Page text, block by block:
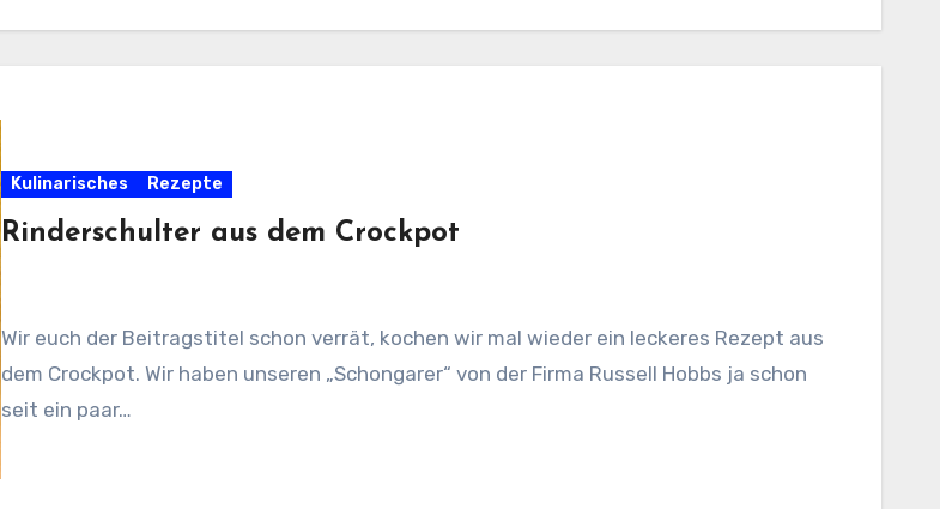
Kulinarisches Rezepte
Rinderschulter aus dem Crockpot
Wir euch der Beitragstitel schon verrät, kochen wir mal wieder ein leckeres Rezept aus
dem Crockpot. Wir haben unseren „Schongarer“ von der Firma Russell Hobbs ja schon
seit ein paar…